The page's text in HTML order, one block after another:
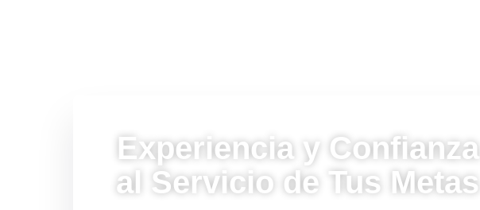
Experiencia y Confianza
al Servicio de Tus Metas